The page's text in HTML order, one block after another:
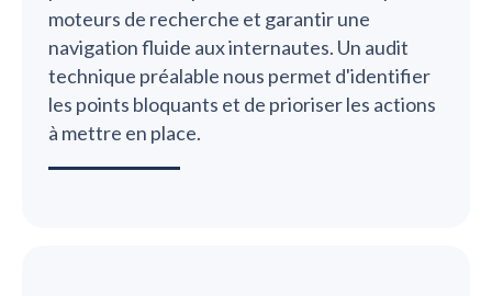
moteurs de recherche et garantir une
navigation fluide aux internautes. Un audit
technique préalable nous permet d'identifier
les points bloquants et de prioriser les actions
à mettre en place.